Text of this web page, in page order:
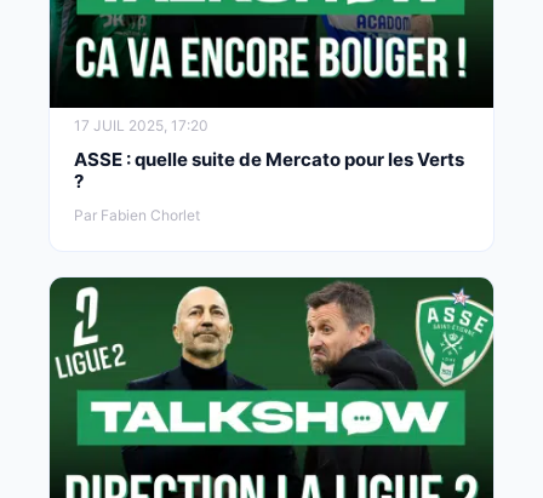
17 JUIL 2025, 17:20
ASSE : quelle suite de Mercato pour les Verts
?
Par Fabien Chorlet